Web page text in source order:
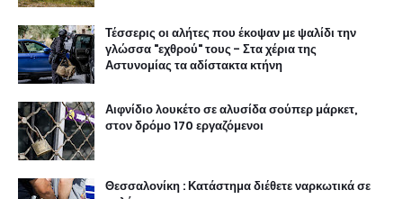
Τέσσερις οι αλήτες που έκοψαν με ψαλίδι την
γλώσσα "εχθρού" τους - Στα χέρια της
Αστυνομίας τα αδίστακτα κτήνη
Αιφνίδιο λουκέτο σε αλυσίδα σούπερ μάρκετ,
στον δρόμο 170 εργαζόμενοι
Θεσσαλονίκη : Κατάστημα διέθετε ναρκωτικά σε